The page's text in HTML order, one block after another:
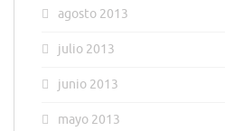
agosto 2013
julio 2013
junio 2013
mayo 2013